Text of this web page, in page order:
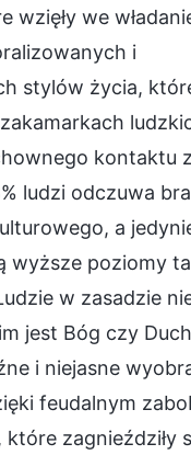
wzięły we
i
stylów życia, które
kontaktu
ludzi odczuwa
a
wyższe poziomy
w zasadzie
jest Bóg czy
i niejasne
feudalnym
które zagnieździły